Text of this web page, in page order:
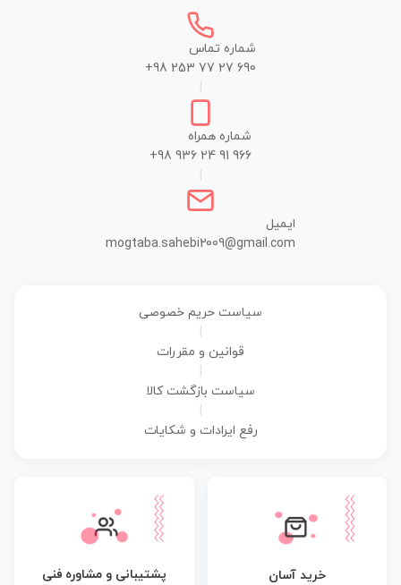
شماره تماس
+98 253 77 27 690
شماره همراه
+98 936 24 91 966
ایمیل
mogtaba.sahebi2009@gmail.com
سیاست حریم خصوصی
قوانین و مقررات
سیاست بازگشت کالا
رفع ایرادات و شکایات
خرید آسان پشتیبانی و مشاوره فنی